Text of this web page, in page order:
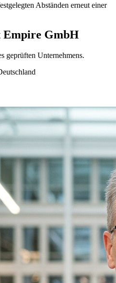
Abständen erneut einer
Empire GmbH
geprüften Unternehmens.